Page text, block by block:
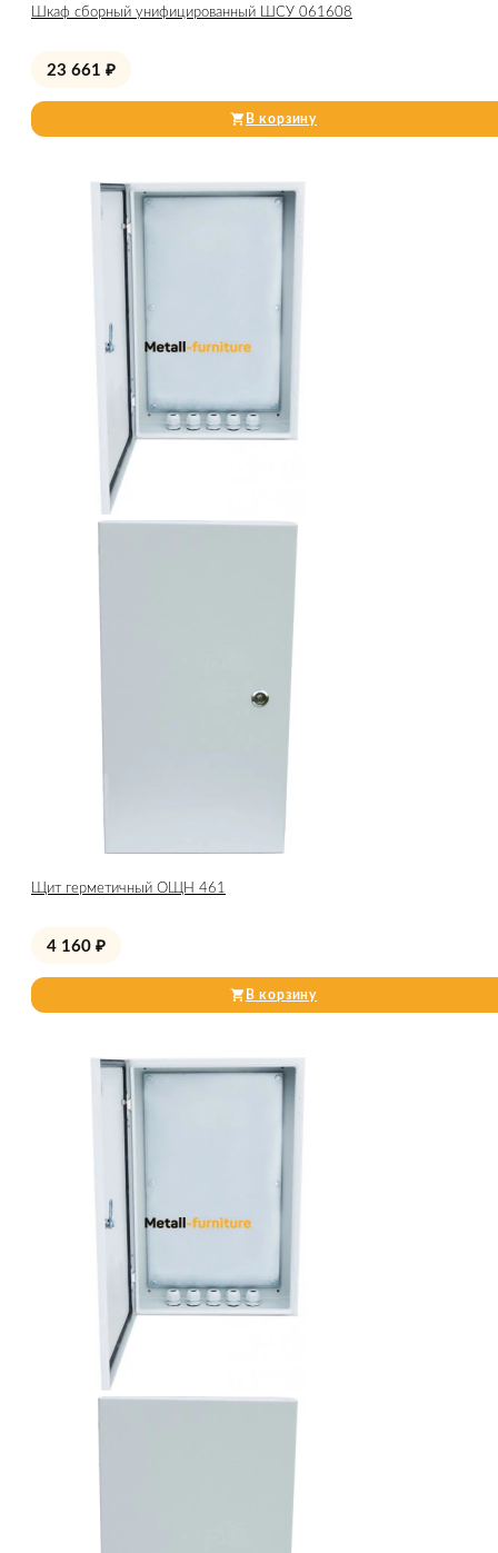
Шкаф сборный унифицированный ШСУ 061608
23 661 ₽
В корзину
Щит герметичный ОЩН 461
4 160 ₽
В корзину